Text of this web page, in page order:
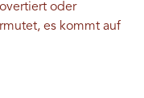
oder
es kommt auf